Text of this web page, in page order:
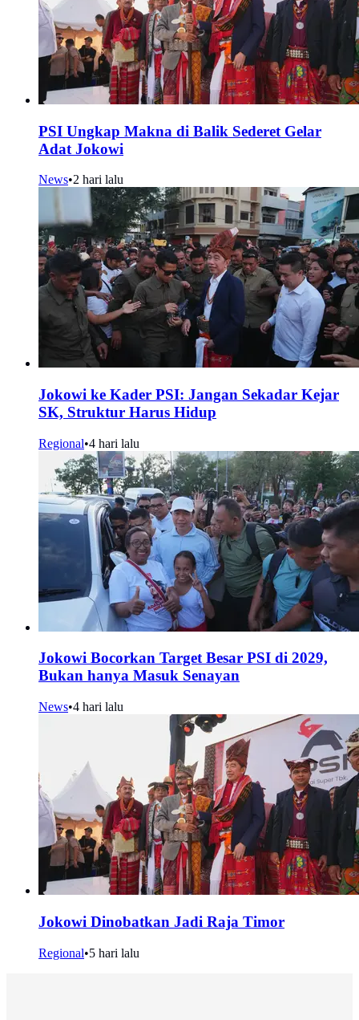
PSI Ungkap Makna di Balik Sederet Gelar
Adat Jokowi
News•2 hari lalu
Jokowi ke Kader PSI: Jangan Sekadar Kejar
SK, Struktur Harus Hidup
Regional•4 hari lalu
Jokowi Bocorkan Target Besar PSI di 2029,
Bukan hanya Masuk Senayan
News•4 hari lalu
Jokowi Dinobatkan Jadi Raja Timor
Regional•5 hari lalu